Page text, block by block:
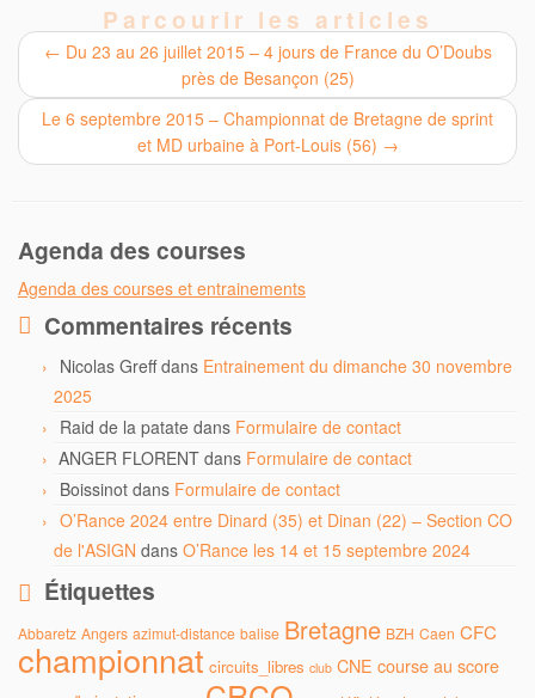
Parcourir les articles
← Du 23 au 26 juillet 2015 – 4 jours de France du O’Doubs
près de Besançon (25)
Le 6 septembre 2015 – Championnat de Bretagne de sprint
et MD urbaine à Port-Louis (56) →
Agenda des courses
Agenda des courses et entrainements
Commentaires récents
Nicolas Greffdans Entrainement du dimanche 30 novembre
2025
Raid de la patate dans Formulaire de contact
ANGER FLORENT dans Formulaire de contact
Boissinot dans Formulaire de contact
O’Rance 2024 entre Dinard (35) et Dinan (22) – Section CO
de l'ASIGN dans O’Rance les 14 et 15 septembre 2024
Étiquettes
Abbaretz Angers azimut-distance balise Bretagne BZH Caen CFC
championnat circuits_libres club CNE course au score